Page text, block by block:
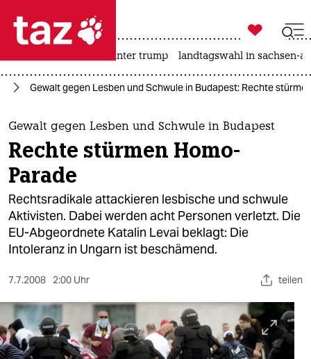
 taz zahl ich
taz zahl ich
themen
politik
öko
gesellschaft
kultur
sport
berlin
nord

taz zahl ich
usa unter trump landtagswahl in sachsen-
Gewalt gegen Lesben und Schwule in Budapest: Rechte
Gewalt gegen Lesben und Schwule in Budapest
Rechte stürmen Homo-
Parade
Rechtsradikale attackieren lesbische und schwule
Aktivisten. Dabei werden acht Personen verletzt. Die
EU-Abgeordnete Katalin Levai beklagt: Die
Intoleranz in Ungarn ist beschämend.
7.7.2008 2:00 Uhr teilen